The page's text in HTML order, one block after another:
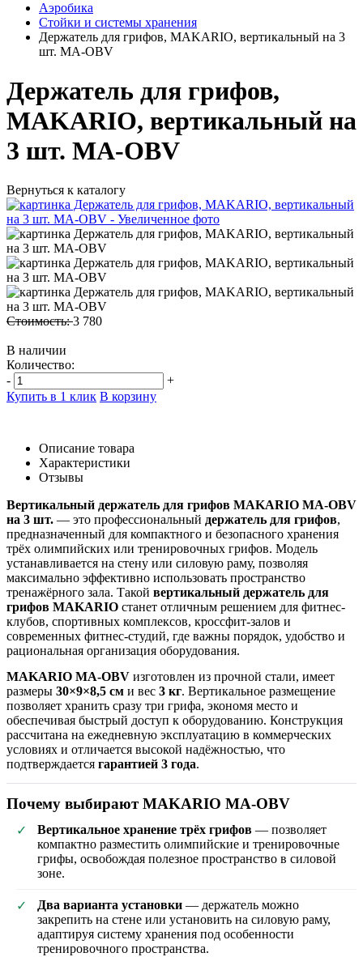
Аэробика
Стойки и системы хранения
Держатель для грифов, MAKARIO, вертикальный на 3
шт. MA-OBV
Держатель для грифов,
MAKARIO, вертикальный на
3 шт. MA-OBV
Вернуться к каталогу
Стоимость:3 780
В наличии
Количество:
-
+
Купить в 1 клик В корзину
Описание товара
Характеристики
Отзывы
Вертикальный держатель для грифов MAKARIO MA-OBV
на 3 шт. — это профессиональный держатель для грифов,
предназначенный для компактного и безопасного хранения
трёх олимпийских или тренировочных грифов. Модель
устанавливается на стену или силовую раму, позволяя
максимально эффективно использовать пространство
тренажёрного зала. Такой вертикальный держатель для
грифов MAKARIO станет отличным решением для фитнес-
клубов, спортивных комплексов, кроссфит-залов и
современных фитнес-студий, где важны порядок, удобство и
рациональная организация оборудования.
MAKARIO MA-OBV изготовлен из прочной стали, имеет
размеры 30×9×8,5 см и вес 3 кг. Вертикальное размещение
позволяет хранить сразу три грифа, экономя место и
обеспечивая быстрый доступ к оборудованию. Конструкция
рассчитана на ежедневную эксплуатацию в коммерческих
условиях и отличается высокой надёжностью, что
подтверждается гарантией 3 года.
Почему выбирают MAKARIO MA-OBV
✓ Вертикальное хранение трёх грифов — позволяет
компактно разместить олимпийские и тренировочные
грифы, освобождая полезное пространство в силовой
зоне.
✓ Два варианта установки — держатель можно
закрепить на стене или установить на силовую раму,
адаптируя систему хранения под особенности
тренировочного пространства.